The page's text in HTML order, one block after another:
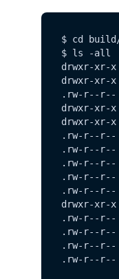
$ cd
drwxr-xr-
drwxr-xr-
. rw-r--r--
drwxr-xr-
drwxr-xr-
. rw-r--r--
. rw-r--r--
. rw-r--r--
. rw-r--r--
. rw-r--r--
drwxr-xr-
. rw-r--r--
. rw-r--r--
. rw-r--r--
. rw-r--r--